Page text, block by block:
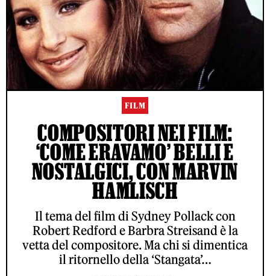
FILM
COMPOSITORI NEI FILM:
‘COME ERAVAMO’ BELLI E
NOSTALGICI, CON MARVIN
HAMLISCH
Il tema del film di Sydney Pollack con
Robert Redford e Barbra Streisand è la
vetta del compositore. Ma chi si dimentica
il ritornello della ‘Stangata’…